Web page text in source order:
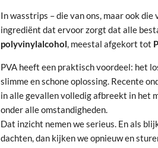
In wasstrips – die van ons, maar ook
ingrediënt dat ervoor zorgt dat alle
polyvinylalcohol, meestal afgekort tot
PVA heeft een praktisch voordeel: het
slimme en schone oplossing. Recente
in alle gevallen volledig afbreekt in het
onder alle omstandigheden.
Dat inzicht nemen we serieus. En als
dachten, dan kijken we opnieuw en